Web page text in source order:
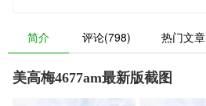
简介 评论(798) 热门文章
美高梅4677am最新版截图